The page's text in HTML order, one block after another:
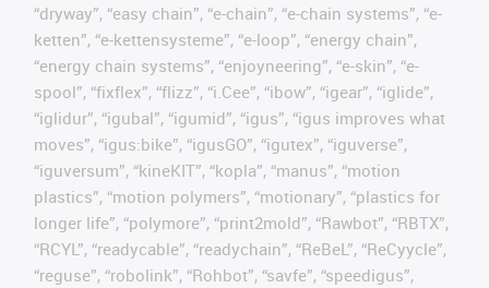
“dryway”, “easy chain”, “e-chain”, “e-chain systems”, “e-
ketten”, “e-kettensysteme”, “e-loop”, “energy chain”,
“energy chain systems”, “enjoyneering”, “e-skin”, “e-
spool”, “fixflex”, “flizz”, “i.Cee”, “ibow”, “igear”, “iglide”,
“iglidur”, “igubal”, “igumid”, “igus”, “igus improves what
moves”, “igus:bike”, “igusGO”, “igutex”, “iguverse”,
“iguversum”, “kineKIT”, “kopla”, “manus”, “motion
plastics”, “motion polymers”, “motionary”, “plastics for
longer life”, “polymore”, “print2mold”, “Rawbot”, “RBTX”,
“RCYL”, “readycable”, “readychain”, “ReBeL”, “ReCyycle”,
“reguse”, “robolink”, “Rohbot”, “savfe”, “speedigus”,